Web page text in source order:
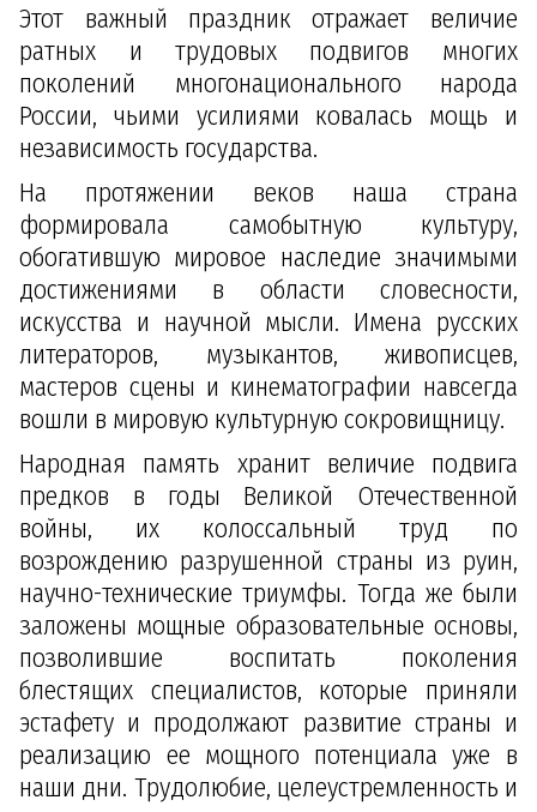
Этот важный праздник отражает величие
ратных и трудовых подвигов многих
поколений многонационального народа
России, чьими усилиями ковалась мощь и
независимость государства.
На протяжении веков наша страна
формировала самобытную культуру,
обогатившую мировое наследие значимыми
достижениями в области словесности,
искусства и научной мысли. Имена русских
литераторов, музыкантов, живописцев,
мастеров сцены и кинематографии навсегда
вошли в мировую культурную сокровищницу.
Народная память хранит величие подвига
предков в годы Великой Отечественной
войны, их колоссальный труд по
возрождению разрушенной страны из руин,
научно-технические триумфы. Тогда же были
заложены мощные образовательные основы,
позволившие воспитать поколения
блестящих специалистов, которые приняли
эстафету и продолжают развитие страны и
реализацию ее мощного потенциала уже в
наши дни. Трудолюбие, целеустремленность и